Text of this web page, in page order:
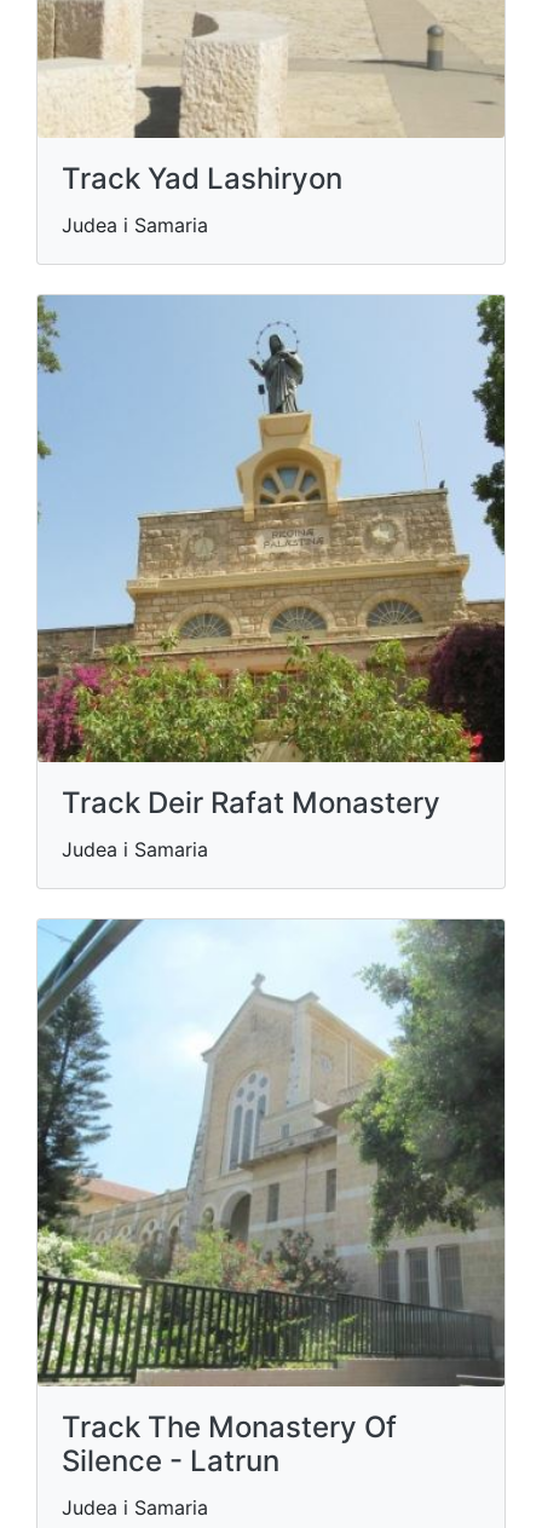
Track Yad Lashiryon
Judea i Samaria
Track Deir Rafat Monastery
Judea i Samaria
Track The Monastery Of
Silence - Latrun
Judea i Samaria